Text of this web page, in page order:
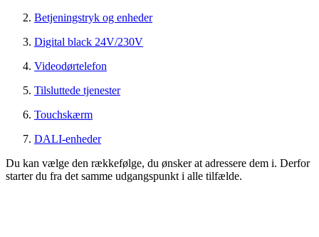
Betjeningstryk og enheder
Digital black 24V/230V
Videodørtelefon
Tilsluttede tjenester
Touchskærm
DALI-enheder
Du kan vælge den rækkefølge, du ønsker at adressere dem i. Derfor
starter du fra det samme udgangspunkt i alle tilfælde.